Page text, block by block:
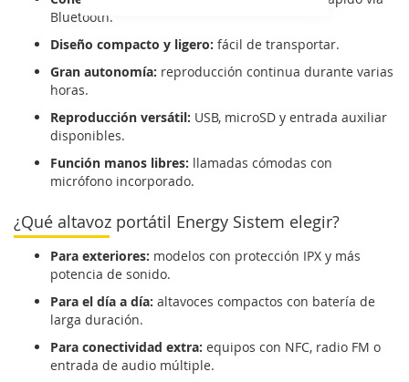
Bluetooth.
Diseño compacto y ligero: fácil de transportar.
Gran autonomía: reproducción continua durante varias
horas.
Reproducción versátil: USB, microSD y entrada auxiliar
disponibles.
Función manos libres: llamadas cómodas con
micrófono incorporado.
¿Qué altavoz portátil Energy Sistem elegir?
Para exteriores: modelos con protección IPX y más
potencia de sonido.
Para el día a día: altavoces compactos con batería de
larga duración.
Para conectividad extra: equipos con NFC, radio FM o
entrada de audio múltiple.